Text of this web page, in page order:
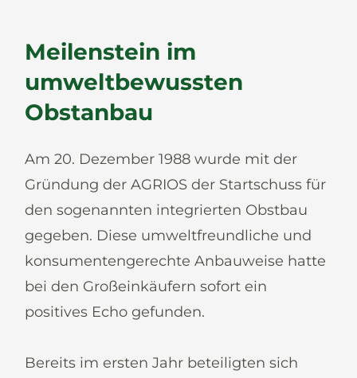
Meilenstein im
umweltbewussten
Obstanbau
Am 20. Dezember 1988 wurde mit der
Gründung der AGRIOS der Startschuss für
den sogenannten integrierten Obstbau
gegeben. Diese umweltfreundliche und
konsumentengerechte Anbauweise hatte
bei den Großeinkäufern sofort ein
positives Echo gefunden.
Bereits im ersten Jahr beteiligten sich